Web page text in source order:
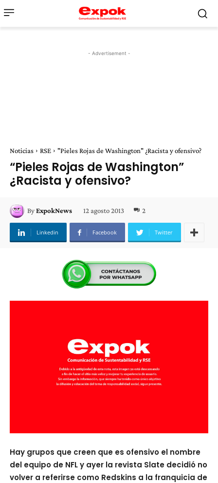
- Advertisement -
Noticias RSE "Pieles Rojas de Washington" ¿Racista y ofensivo?
“Pieles Rojas de Washington”
¿Racista y ofensivo?
ByExpokNews 12 agosto 2013 2
Linkedin Facebook Twitter
Hay grupos que creen que es ofensivo el nombre
del equipo de NFL y ayer la revista Slate decidió no
volver a referirse como Redskins a la franquicia de